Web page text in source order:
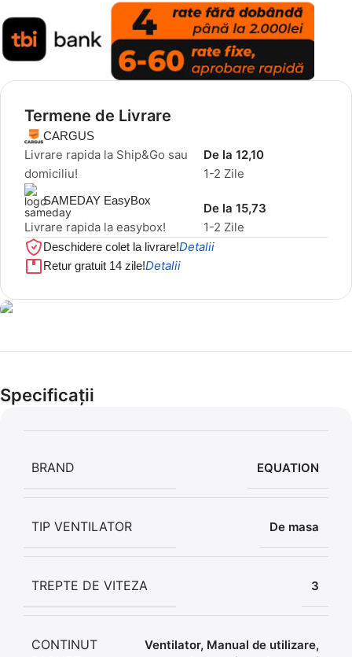
Termene de Livrare
CARGUS
Livrare rapida la Ship&Go sau
domiciliu!
1-2 Zile
De la 12,10
SAMEDAY EasyBox
Livrare rapida la easybox! 1-2 Zile
De la 15,73
Deschidere colet la livrare!Detalii
Retur gratuit 14 zile!Detalii
Cel mai mic preț!
56,86 LEI
Specificații
BRAND EQUATION
TIP VENTILATOR De masa
TREPTE DE VITEZA 3
CONTINUT
Ventilator, Manual de utilizare,